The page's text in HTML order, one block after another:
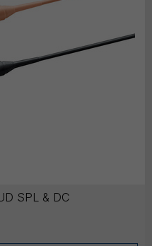
SPL & DC